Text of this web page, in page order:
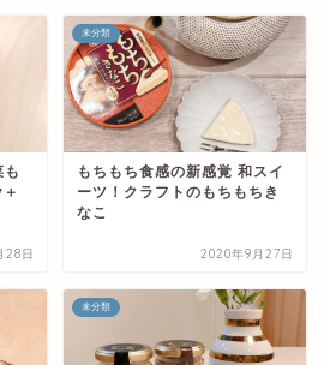
も
28日
未分類
もちもち食感の新感覚 和スイ
ーツ！クラフトのもちもちき
なこ
2020年9月27日
未分類